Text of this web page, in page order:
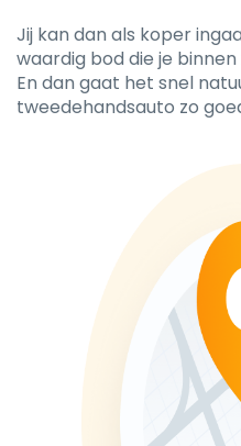
Jij kan dan als koper
waardig bod die je
En dan gaat het snel
tweedehandsauto zo